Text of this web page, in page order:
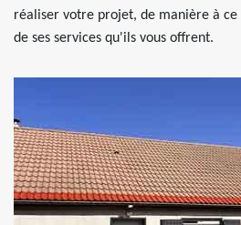
réaliser votre projet, de manière à ce
de ses services qu'ils vous offrent.